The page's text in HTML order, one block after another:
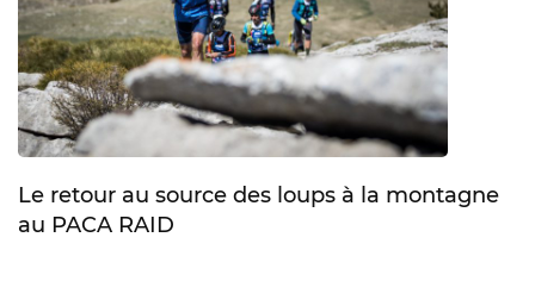
Le retour au source des loups à la montagne
au PACA RAID